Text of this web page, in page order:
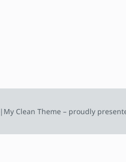
| My Clean Theme – proudly